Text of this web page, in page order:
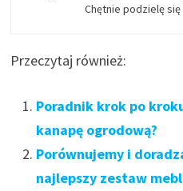
Chętnie podzielę
Przeczytaj również:
Poradnik krok po
kanapę ogrodową?
Porównujemy i
najlepszy zestaw